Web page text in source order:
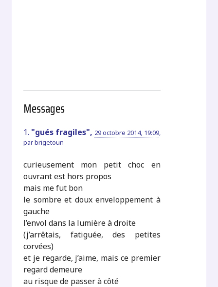
Messages
1. "gués fragiles", 29 octobre 2014, 19:09,
parbrigetoun
curieusement mon petit choc en
ouvrant est hors propos
mais me fut bon
le sombre et doux enveloppement à
gauche
l’envol dans la lumière à droite
(j’arrêtais, fatiguée, des petites
corvées)
et je regarde, j’aime, mais ce premier
regard demeure
au risque de passer à côté